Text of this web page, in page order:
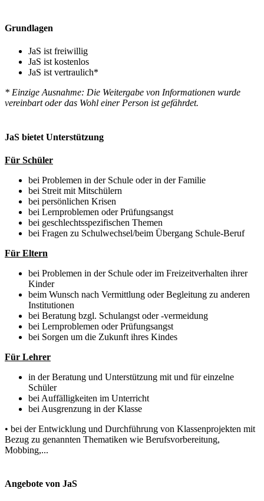
Grundlagen
JaS ist freiwillig
JaS ist kostenlos
JaS ist vertraulich*
* Einzige Ausnahme: Die Weitergabe von Informationen wurde
vereinbart oder das Wohl einer Person ist gefährdet.
JaS bietet Unterstützung
Für Schüler
bei Problemen in der Schule oder in der Familie
bei Streit mit Mitschülern
bei persönlichen Krisen
bei Lernproblemen oder Prüfungsangst
bei geschlechtsspezifischen Themen
bei Fragen zu Schulwechsel/beim Übergang Schule-Beruf
Für Eltern
bei Problemen in der Schule oder im Freizeitverhalten ihrer
Kinder
beim Wunsch nach Vermittlung oder Begleitung zu anderen
Institutionen
bei Beratung bzgl. Schulangst oder -vermeidung
bei Lernproblemen oder Prüfungsangst
bei Sorgen um die Zukunft ihres Kindes
Für Lehrer
in der Beratung und Unterstützung mit und für einzelne
Schüler
bei Auffälligkeiten im Unterricht
bei Ausgrenzung in der Klasse
• bei der Entwicklung und Durchführung von Klassenprojekten mit
Bezug zu genannten Thematiken wie Berufsvorbereitung,
Mobbing,...
Angebote von JaS